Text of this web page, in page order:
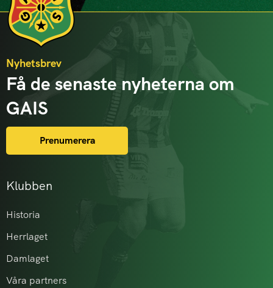
Klubben
Historia
Herrlaget
Damlaget
Våra partners
Nyhetsbrev
Få de senaste nyheterna om
GAIS
Prenumerera